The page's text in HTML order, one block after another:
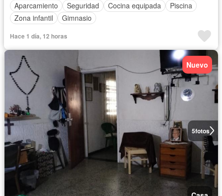
Aparcamiento
Seguridad Cocina equipada
Piscina
Zona infantil
Gimnasio
Hace 1 día, 12 horas
5fotos
Nuevo